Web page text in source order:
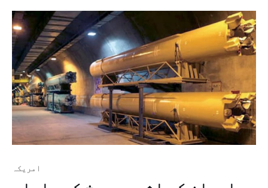
کیونکہ دنیا کے اندر دہشت گردی کی تعاون […]
امريكہ